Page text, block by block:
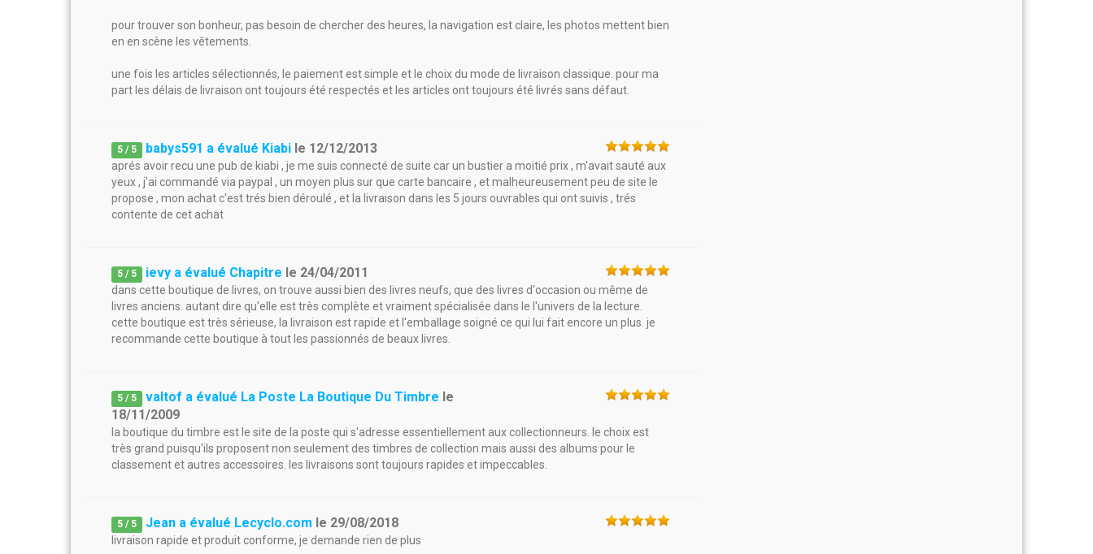
pour trouver son bonheur, pas besoin de chercher des heures, la navigation est claire, les photos mettent bien
en en scène les vêtements.
une fois les articles sélectionnés, le paiement est simple et le choix du mode de livraison classique. pour ma
part les délais de livraison ont toujours été respectés et les articles ont toujours été livrés sans défaut.
5 / 5 babys591 a évalué Kiabi le 12/12/2013
aprés avoir recu une pub de kiabi , je me suis connecté de suite car un bustier a moitié prix , m'avait sauté aux
yeux , j'ai commandé via paypal , un moyen plus sur que carte bancaire , et malheureusement peu de site le
propose , mon achat c'est trés bien déroulé , et la livraison dans les 5 jours ouvrables qui ont suivis , trés
contente de cet achat
5 / 5 ievy a évalué Chapitre le 24/04/2011
dans cette boutique de livres, on trouve aussi bien des livres neufs, que des livres d'occasion ou même de
livres anciens. autant dire qu'elle est très complète et vraiment spécialisée dans le l'univers de la lecture.
cette boutique est très sérieuse, la livraison est rapide et l'emballage soigné ce qui lui fait encore un plus. je
recommande cette boutique à tout les passionnés de beaux livres.
5 / 5 valtof a évalué La Poste La Boutique Du Timbre le
18/11/2009
la boutique du timbre est le site de la poste qui s'adresse essentiellement aux collectionneurs. le choix est
très grand puisqu'ils proposent non seulement des timbres de collection mais aussi des albums pour le
classement et autres accessoires. les livraisons sont toujours rapides et impeccables.
5 / 5 Jean a évalué Lecyclo.com le 29/08/2018
livraison rapide et produit conforme, je demande rien de plus